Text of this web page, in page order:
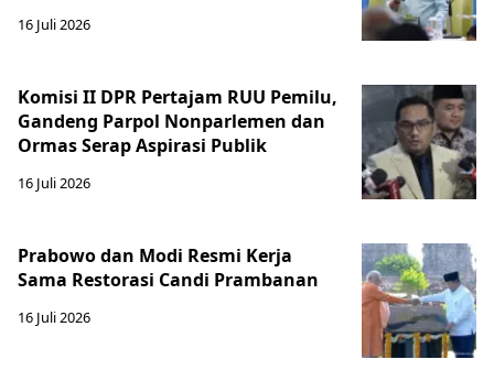
16 Juli 2026
Komisi II DPR Pertajam RUU Pemilu,
Gandeng Parpol Nonparlemen dan
Ormas Serap Aspirasi Publik
16 Juli 2026
Prabowo dan Modi Resmi Kerja
Sama Restorasi Candi Prambanan
16 Juli 2026